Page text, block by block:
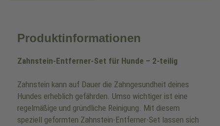
Produktinformationen
Zahnstein-Entferner-Set für Hunde – 2-teilig
Zahnstein kann auf Dauer die Zahngesundheit deines
Hundes erheblich gefährden. Umso wichtiger ist eine
regelmäßige und gründliche Reinigung. Mit diesem
speziell geformten Zahnstein-Entferner-Set lassen sich